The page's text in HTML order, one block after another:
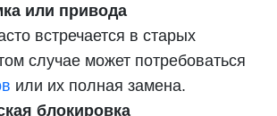
или привода
встречается в старых
случае может потребоваться
или их полная замена.
блокировка